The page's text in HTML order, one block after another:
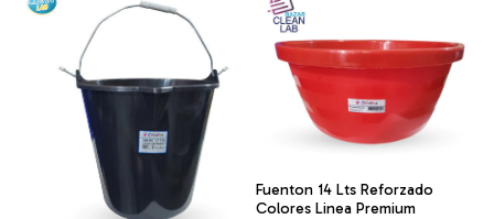
Fuenton 14 Lts Reforzado
Colores Linea Premium